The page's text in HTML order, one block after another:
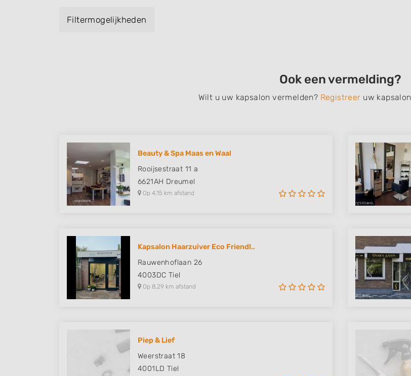
zuid, west en het centrum) van Varik.
Filtermogelijkheden
Ook een vermelding?
Wilt u uw kapsalon vermelden? Registreer uw
Beauty & Spa Maas en Waal
Rooijsestraat 11 a
6621AH Dreumel
Op 4,15 km afstand
Kapsalon Haarzuiver Eco Friendl..
Rauwenhoflaan 26
4003DC Tiel
Op 8,29 km afstand
Piep & Lief
Weerstraat 18
4001LD Tiel